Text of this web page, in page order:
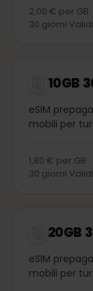
2,00 € per GB
30 giorni
10GB
eSIM
mobili per
1,80 € per GB
30 giorni
20GB
eSIM
mobili per